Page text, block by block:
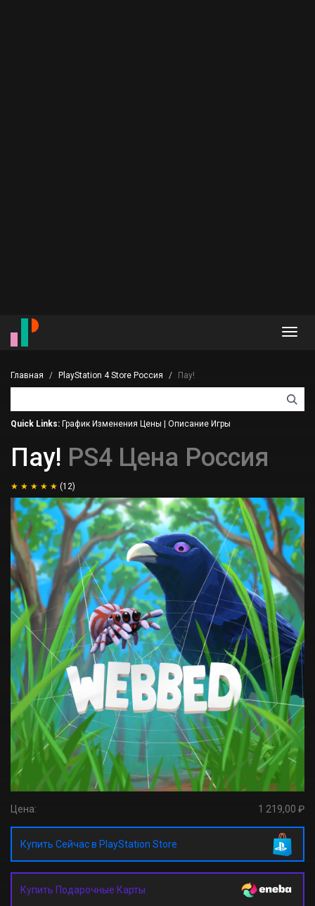
Главная PlayStation 4 Store Россия Пау!
Quick Links: График Изменения Цены Описание Игры
Пау! PS4 Цена Россия
(12)
Цена: 1 219,00 ₽
Купить Сейчас в PlayStation Store
Купить Подарочные Карты